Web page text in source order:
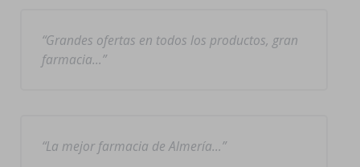
Grandes ofertas en todos los productos, gran
farmacia…
La mejor farmacia de Almería…